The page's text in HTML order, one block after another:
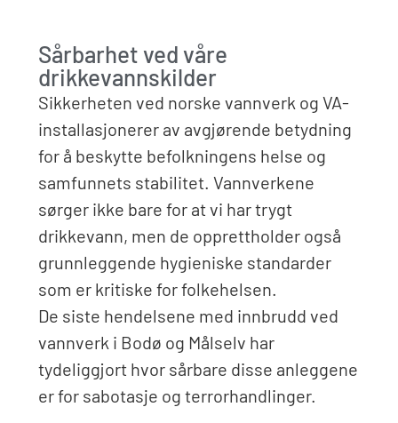
Sårbarhet ved våre
drikkevannskilder
Sikkerheten ved norske vannverk og VA-
installasjonerer av avgjørende betydning
for å beskytte befolkningens helse og
samfunnets stabilitet. Vannverkene
sørger ikke bare for at vi har trygt
drikkevann, men de opprettholder også
grunnleggende hygieniske standarder
som er kritiske for folkehelsen.
De siste hendelsene med innbrudd ved
vannverk i Bodø og Målselv har
tydeliggjort hvor sårbare disse anleggene
er for sabotasje og terrorhandlinger.